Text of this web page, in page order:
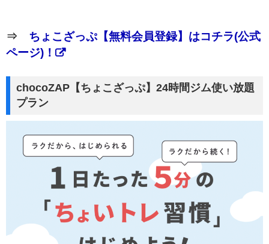
⇒ ちょこざっぷ【無料会員登録】はコチラ(公式
ページ)！
chocoZAP【ちょこざっぷ】24時間ジム使い放題
プラン